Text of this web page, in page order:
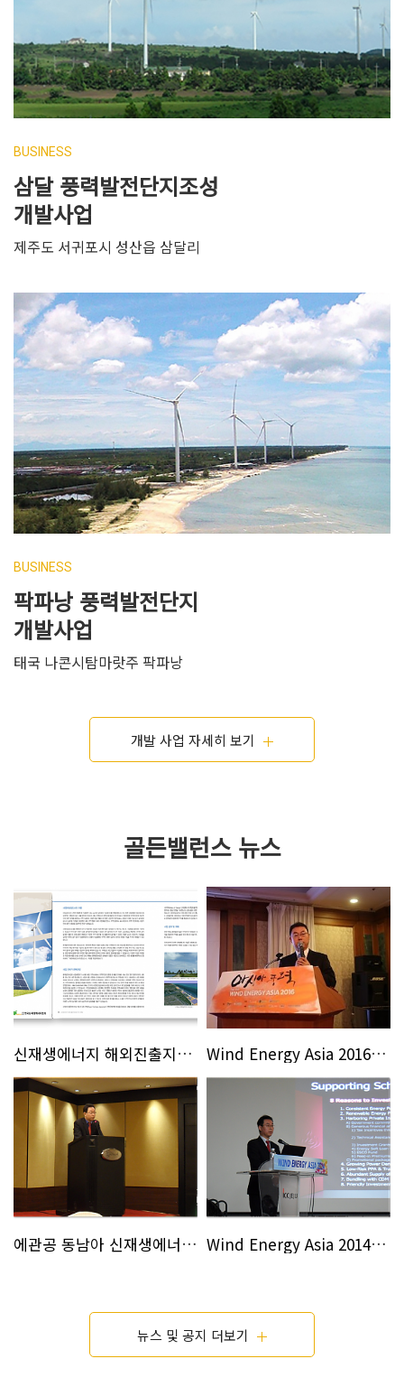
BUSINESS
삼달 풍력발전단지조성
개발사업
제주도 서귀포시 성산읍 삼달리
BUSINESS
팍파낭 풍력발전단지
개발사업
태국 나콘시탐마랏주 팍파낭
개발 사업 자세히 보기
골든밸런스 뉴스
신재생에너지 해외진출지원사업 우수사례로 선정 Wind Energy Asia 2016 박람회강연
에관공 동남아 신재생에너지 시장개척단 강연 Wind Energy Asia 2014 박람회강연
뉴스 및 공지 더보기